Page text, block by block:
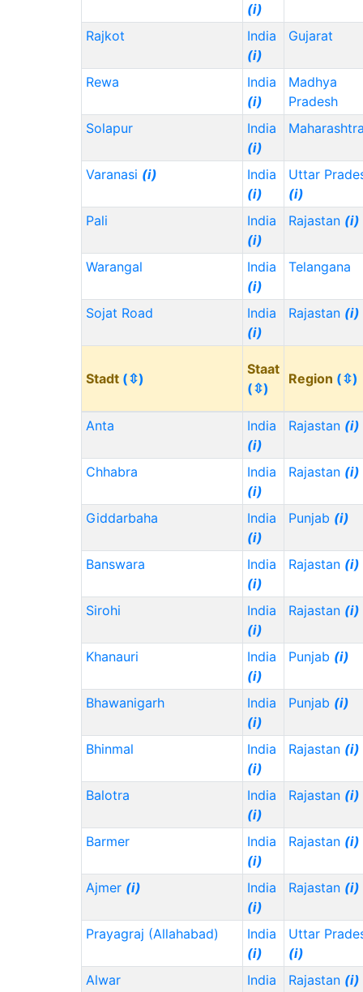
(i)
Rajkot
India
(i)
Gujarat
Rewa
India
(i)
Madhya
Pradesh
Solapur
India
(i)
Varanasi (i)
India
(i)
Uttar
(i)
Pali
India
(i)
Rajastan (i)
Warangal
India
(i)
Telangana
Sojat Road
India
(i)
Rajastan (i)
Stadt (⇳)
Staat
(⇳)
Region (⇳)
Anta
India
(i)
Rajastan (i)
Chhabra
India
(i)
Rajastan (i)
Giddarbaha
India
(i)
Punjab (i)
Banswara
India
(i)
Rajastan (i)
Sirohi
India
(i)
Rajastan (i)
Khanauri
India
(i)
Punjab (i)
Bhawanigarh
India
(i)
Punjab (i)
Bhinmal
India
(i)
Rajastan (i)
Balotra
India
(i)
Rajastan (i)
Barmer
India
(i)
Rajastan (i)
Ajmer (i)
India
(i)
Rajastan (i)
Prayagraj (Allahabad)
India
(i)
Uttar
(i)
Alwar
India
Rajastan (i)